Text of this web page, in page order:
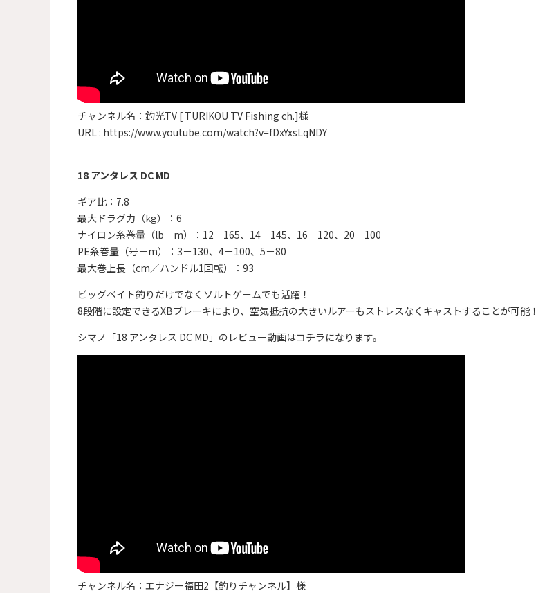
チャンネル名：釣光TV [ TURIKOU TV Fishing ch.]様
URL : https://www.youtube.com/watch?v=fDxYxsLqNDY
18 アンタレス DC MD
ギア比：7.8
最大ドラグ力（kg）：6
ナイロン糸巻量（lb－m）：12－165、14－145、16－120、20－100
PE糸巻量（号－m）：3－130、4－100、5－80
最大巻上長（cm／ハンドル1回転）：93
ビッグベイト釣りだけでなくソルトゲームでも活躍！
8段階に設定できるXBブレーキにより、空気抵抗の大きいルアーもストレスなくキャストすることが可能！
シマノ「18 アンタレス DC MD」のレビュー動画はコチラになります。
チャンネル名：エナジー福田2【釣りチャンネル】様